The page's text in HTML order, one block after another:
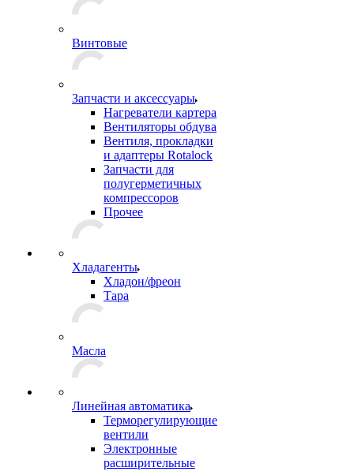
Винтовые
Запчасти и аксессуары
Нагреватели картера
Вентиляторы обдува
Вентиля, прокладки
и адаптеры Rotalock
Запчасти для
полугерметичных
компрессоров
Прочее
Хладагенты
Хладон/фреон
Тара
Масла
Линейная автоматика
Терморегулирующие
вентили
Электронные
расширительные